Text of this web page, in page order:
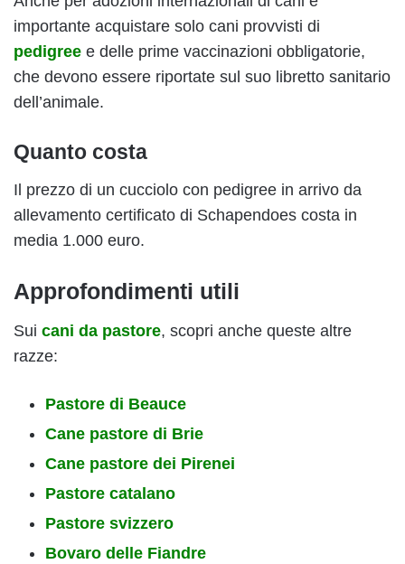
importante acquistare solo cani provvisti di
pedigree e delle prime vaccinazioni obbligatorie,
che devono essere riportate sul suo libretto sanitario
dell’animale.
Quanto costa
Il prezzo di un cucciolo con pedigree in arrivo da
allevamento certificato di Schapendoes costa in
media 1.000 euro.
Approfondimenti utili
Sui cani da pastore, scopri anche queste altre
razze:
Pastore di Beauce
Cane pastore di Brie
Cane pastore dei Pirenei
Pastore catalano
Pastore svizzero
Bovaro delle Fiandre